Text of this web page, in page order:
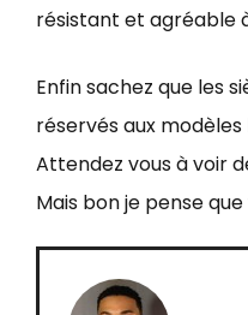
résistant et agréable
Enfin sachez que les
réservés aux
Attendez vous à voir
Mais bon je pense